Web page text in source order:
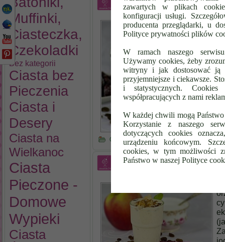
zawartych w plikach
konfiguracji usługi.
producenta przeglądarki, u
Polityce prywatności plików
W ramach naszego
Używamy cookies, żeby
witryny i jak dostosować ją
przyjemniejsze i ciekawsze.
i statystycznych.
współpracujących z nami
W każdej chwili mogą
Korzystanie z naszego
dotyczących cookies
urządzeniu końcowym.
cookies, w tym możliwości
Państwo w naszej Polityce
Muffinki,
Ciasteczka,
Czekoladki
Bez kategorii
Ciasta bez
Pieczenia
Ciasta i
Desery
Ciasta na
Wielkanoc
Ciasta
Pieczone -
Domowe
Wypieki
Ciasta
Jogurt Malinowy z
Maliny
Pot ulega
dzięki
Czytaj
Opublikowano Jogurty Owocowe
Pieczone Jabłko z